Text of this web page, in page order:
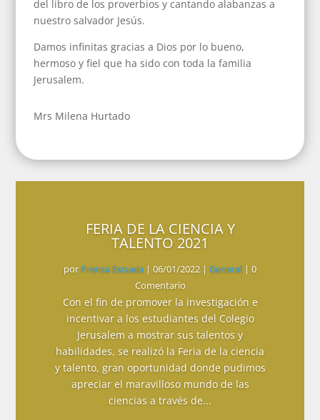
del libro de los proverbios y cantando alabanzas a
nuestro salvador Jesús.
Damos infinitas gracias a Dios por lo bueno,
hermoso y fiel que ha sido con toda la familia
Jerusalem.
Mrs Milena Hurtado
FERIA DE LA CIENCIA Y
TALENTO 2021
por Prensa Escuela | 06/01/2022 | General | 0
Comentario
Con el fin de promover la investigación e
incentivar a los estudiantes del Colegio
Jerusalem a mostrar sus talentos y
habilidades, se realizó la Feria de la ciencia
y talento, gran oportunidad donde pudimos
apreciar el maravilloso mundo de las
ciencias a través de...